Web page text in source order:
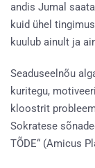
andis Jumal
kuid ühel
kuulub ainult ja
Seaduseelnõu
kuritegu,
kloostrit
Sokratese
TÕDE“ (Amicus